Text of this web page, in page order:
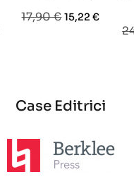
Prezzo
17,90 €Prezzo
15,22 €
Case Editrici